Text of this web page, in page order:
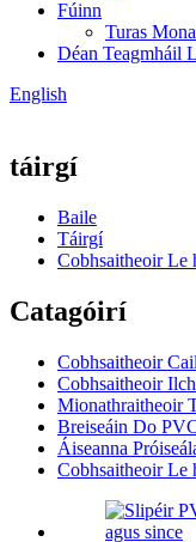
Fúinn
Turas
Déan Teagmháil
English
táirgí
Baile
Táirgí
Cobhsaitheoir Le
Catagóirí
Cobhsaitheoir
Cobhsaitheoir
Mionathraitheoir
Breiseáin Do
Áiseanna
Cobhsaitheoir Le